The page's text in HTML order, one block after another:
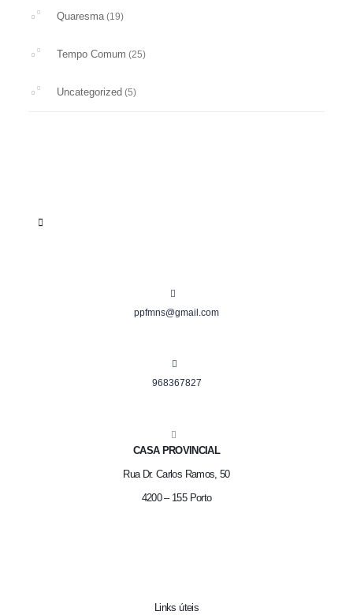
Quaresma(19)
Tempo Comum (25)
Uncategorized (5)
ppfmns@gmail.com
968367827
CASA PROVINCIAL
Rua Dr. Carlos Ramos, 50
4200 – 155 Porto
Links úteis